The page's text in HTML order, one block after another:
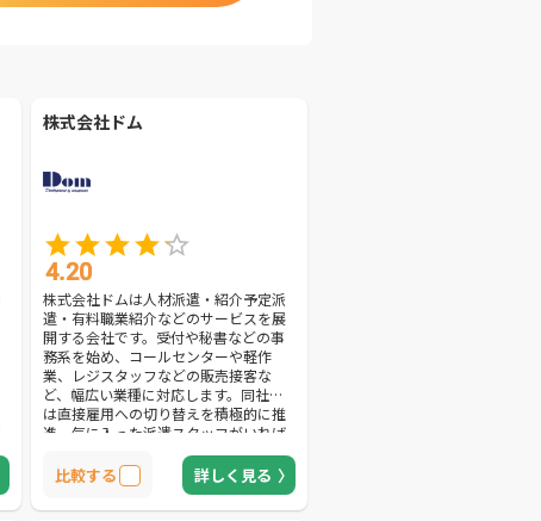
株式会社ドム
4.20
株式会社ドムは人材派遣・紹介予定派
遣・有料職業紹介などのサービスを展
開する会社です。受付や秘書などの事
務系を始め、コールセンターや軽作
業、レジスタッフなどの販売接客な
ど、幅広い業種に対応します。同社で
は直接雇用への切り替えを積極的に推
進。気に入った派遣スタッフがいれば
直接雇用し、適正価格にて紹介予定派
遣サービスを提供します。派遣就業の
段階でスタッフの人柄やスキルを把握
できるため、失敗のリスクが少ない採
比較する 詳しく見る